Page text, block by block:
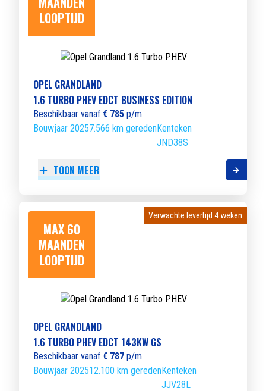
LOOPTIJD
OPEL GRANDLAND
1.6 TURBO PHEV EDCT BUSINESS EDITION
Beschikbaar vanaf € 785 p/m
Bouwjaar 20257.566 km geredenKenteken
JND38S
TOON MEER
MAX 60
MAANDEN
LOOPTIJD
Verwachte levertijd 4 weken
Verwachte levertijd 4 weken
OPEL GRANDLAND
1.6 TURBO PHEV EDCT 143KW GS
Beschikbaar vanaf € 787 p/m
Bouwjaar 202512.100 km geredenKenteken
JJV28L